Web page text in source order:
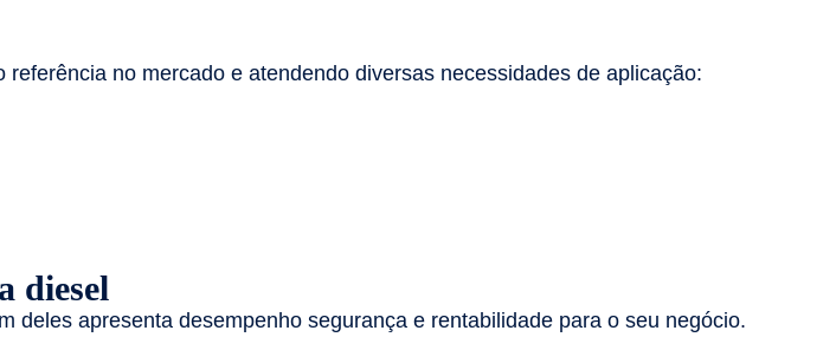
no mercado e atendendo diversas necessidades de aplicação:
diesel
apresenta desempenho segurança e rentabilidade para o seu negócio.